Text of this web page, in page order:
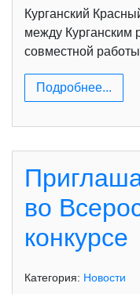
Курганский
между Курганским
совместной
Подробнее...
во
конкурсе
Категория: Новости